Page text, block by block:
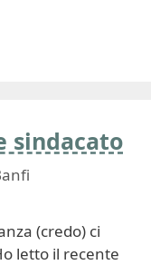
sindacato
(credo) ci
letto il recente